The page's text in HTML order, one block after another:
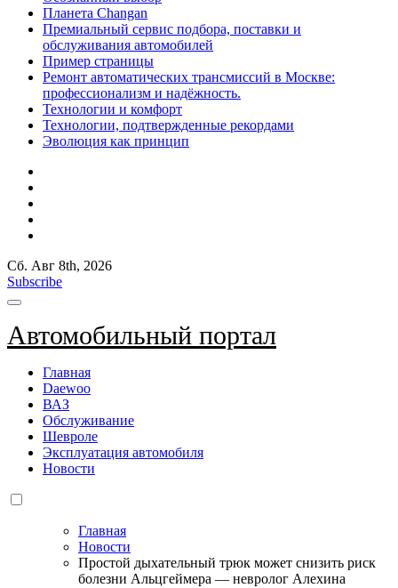
Планета Changan
Премиальный сервис подбора, поставки и
обслуживания автомобилей
Пример страницы
Ремонт автоматических трансмиссий в Москве:
профессионализм и надёжность.
Технологии и комфорт
Технологии, подтвержденные рекордами
Эволюция как принцип
Сб. Авг 8th, 2026
Subscribe
Автомобильный портал
Главная
Daewoo
ВАЗ
Обслуживание
Шевроле
Эксплуатация автомобиля
Новости
Главная
Новости
Простой дыхательный трюк может снизить риск
болезни Альцгеймера — невролог Алехина